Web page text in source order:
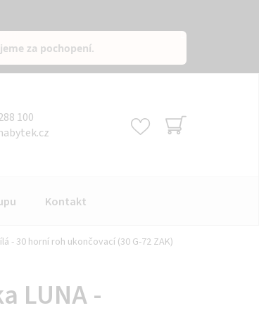
za pochopení.
100
Kontakt
- 30 horní roh ukončovací (30 G-72 ZAK)
LUNA -